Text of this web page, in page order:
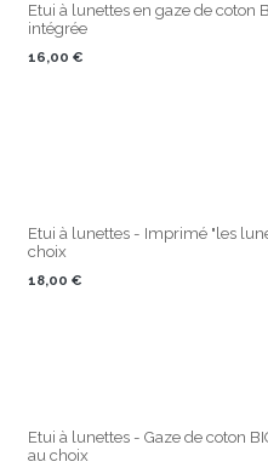
Etui à lunettes en gaze de
intégrée
16,00 €
Etui à lunettes - Imprimé "les
choix
18,00 €
Etui à lunettes - Gaze de coton
au choix